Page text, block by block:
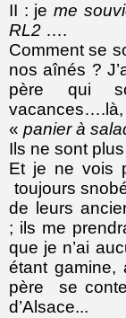
II : je me
RL2 ….
Comment se
nos aînés ?
père qui
« panier à
Ils ne sont
Et je ne vois
toujours
de leurs
; ils me
que je n’ai
étant gamine,
père se
d’Alsace...